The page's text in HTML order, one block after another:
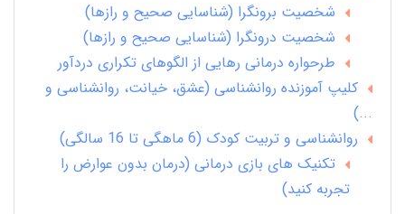
شخصیت برونگرا (شناسایی صحیح و رازها)
شخصیت درونگرا (شناسایی صحیح و رازها)
طرحواره درمانی رهایی از الگوهای تکراری دردآور
کلیپ آموزنده روانشناسی (عشق، خیانت، روانشناسی و
...)
روانشناسی و تربیت کودک (6 ماهگی تا 16 سالگی)
تکنیک های بازی درمانی (درمان بدون عوارض را
تجربه کنید)